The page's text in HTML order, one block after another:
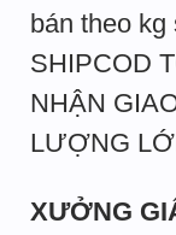
bán theo
SHIPCOD
NHẬN
LƯỢNG
XƯỞNG